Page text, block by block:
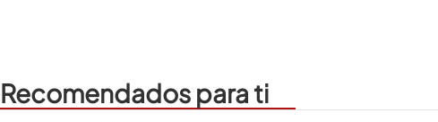
Recomendados para ti